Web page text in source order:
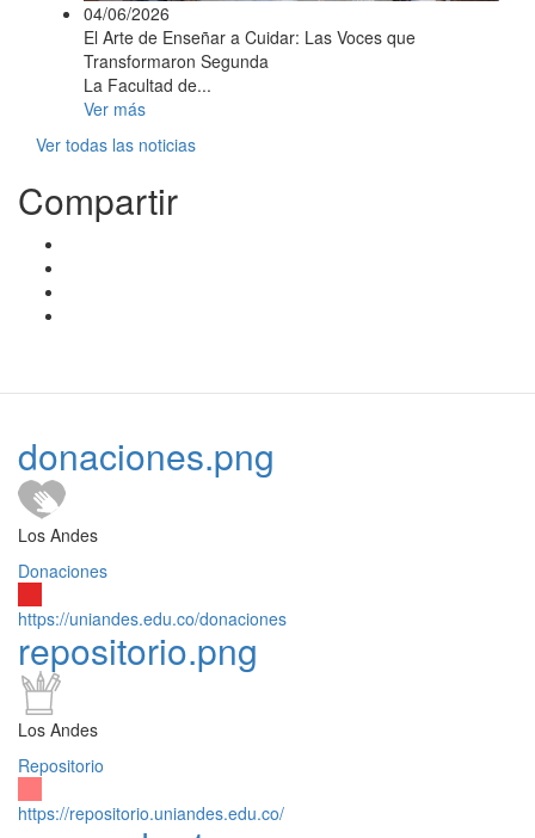
04/06/2026
El Arte de Enseñar a Cuidar: Las Voces que
Transformaron Segunda
La Facultad de...
Ver más
Ver todas las noticias
Compartir
donaciones.png
Los Andes
Donaciones
https://uniandes.edu.co/donaciones
repositorio.png
Los Andes
Repositorio
https://repositorio.uniandes.edu.co/